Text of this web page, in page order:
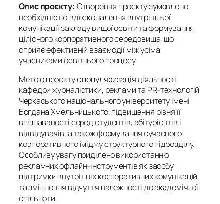
Опис проєкту: Створення проєкту зумовлено
необхідністю вдосконалення внутрішньої
комунікації закладу вищої освіти та формування
цілісного корпоративного середовища, що
сприяє ефективній взаємодії між усіма
учасниками освітнього процесу.
Метою проєкту є популяризація діяльності
кафедри журналістики, реклами та PR-технологій
Черкаського національного університету імені
Богдана Хмельницького, підвищення рівня її
впізнаваності серед студентів, абітурієнтів і
відвідувачів, а також формування сучасного
корпоративного іміджу структурного підрозділу.
Особливу увагу приділено використанню
рекламних офлайн-інструментів як засобу
підтримки внутрішніх корпоративних комунікацій
та зміцнення відчуття належності до академічної
спільноти.